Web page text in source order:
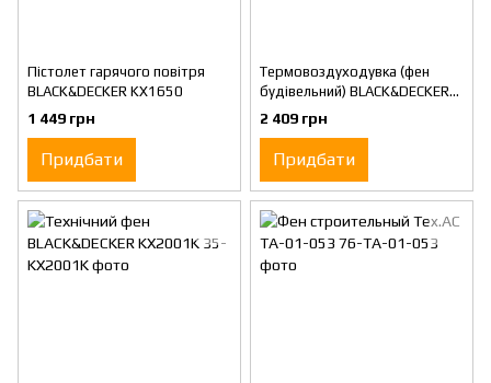
Пістолет гарячого повітря
BLACK&DECKER KX1650
1 449 грн
Придбати
Термовоздуходувка (фен
будівельний) BLACK&DECKER
KX1692
2 409 грн
Придбати